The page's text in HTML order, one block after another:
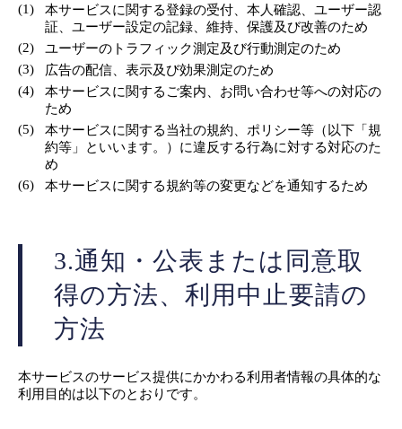
(1)
本サービスに関する登録の受付、本人確認、ユーザー認
証、ユーザー設定の記録、維持、保護及び改善のため
(2)
ユーザーのトラフィック測定及び行動測定のため
(3)
広告の配信、表示及び効果測定のため
(4)
本サービスに関するご案内、お問い合わせ等への対応の
ため
(5)
本サービスに関する当社の規約、ポリシー等（以下「規
約等」といいます。）に違反する行為に対する対応のた
め
(6)
本サービスに関する規約等の変更などを通知するため
3.通知・公表または同意取
得の方法、利用中止要請の
方法
本サービスのサービス提供にかかわる利用者情報の具体的な
利用目的は以下のとおりです。